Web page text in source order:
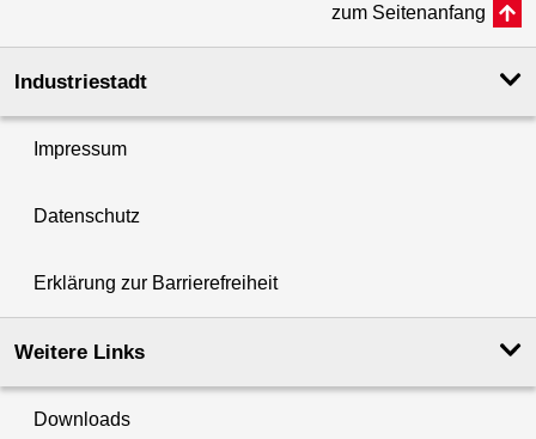
zum Seitenanfang
Industriestadt
Impressum
Datenschutz
Erklärung zur Barrierefreiheit
Weitere Links
Downloads